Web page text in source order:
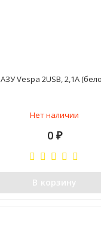
АЗУ Vespa 2USB, 2,1A
Нет наличии
0 ₽
В корзину